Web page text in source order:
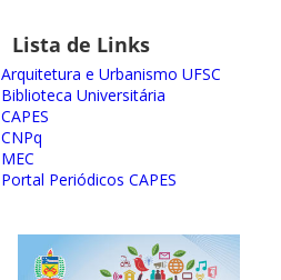
Lista de Links
Arquitetura e Urbanismo UFSC
Biblioteca Universitária
CAPES
CNPq
MEC
Portal Periódicos CAPES